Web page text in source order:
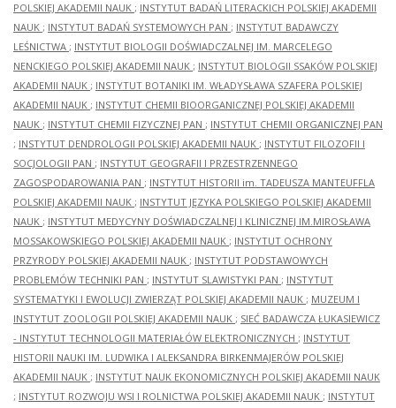
POLSKIEJ AKADEMII NAUK ; INSTYTUT BADAŃ LITERACKICH POLSKIEJ AKADEMII
NAUK ; INSTYTUT BADAŃ SYSTEMOWYCH PAN ; INSTYTUT BADAWCZY
LEŚNICTWA ; INSTYTUT BIOLOGII DOŚWIADCZALNEJ IM. MARCELEGO
NENCKIEGO POLSKIEJ AKADEMII NAUK ; INSTYTUT BIOLOGII SSAKÓW POLSKIEJ
AKADEMII NAUK ; INSTYTUT BOTANIKI IM. WŁADYSŁAWA SZAFERA POLSKIEJ
AKADEMII NAUK ; INSTYTUT CHEMII BIOORGANICZNEJ POLSKIEJ AKADEMII
NAUK ; INSTYTUT CHEMII FIZYCZNEJ PAN ; INSTYTUT CHEMII ORGANICZNEJ PAN
; INSTYTUT DENDROLOGII POLSKIEJ AKADEMII NAUK ; INSTYTUT FILOZOFII I
SOCJOLOGII PAN ; INSTYTUT GEOGRAFII I PRZESTRZENNEGO
ZAGOSPODAROWANIA PAN ; INSTYTUT HISTORII im. TADEUSZA MANTEUFFLA
POLSKIEJ AKADEMII NAUK ; INSTYTUT JĘZYKA POLSKIEGO POLSKIEJ AKADEMII
NAUK ; INSTYTUT MEDYCYNY DOŚWIADCZALNEJ I KLINICZNEJ IM.MIROSŁAWA
MOSSAKOWSKIEGO POLSKIEJ AKADEMII NAUK ; INSTYTUT OCHRONY
PRZYRODY POLSKIEJ AKADEMII NAUK ; INSTYTUT PODSTAWOWYCH
PROBLEMÓW TECHNIKI PAN ; INSTYTUT SLAWISTYKI PAN ; INSTYTUT
SYSTEMATYKI I EWOLUCJI ZWIERZĄT POLSKIEJ AKADEMII NAUK ; MUZEUM I
INSTYTUT ZOOLOGII POLSKIEJ AKADEMII NAUK ; SIEĆ BADAWCZA ŁUKASIEWICZ
- INSTYTUT TECHNOLOGII MATERIAŁÓW ELEKTRONICZNYCH ; INSTYTUT
HISTORII NAUKI IM. LUDWIKA I ALEKSANDRA BIRKENMAJERÓW POLSKIEJ
AKADEMII NAUK ; INSTYTUT NAUK EKONOMICZNYCH POLSKIEJ AKADEMII NAUK
; INSTYTUT ROZWOJU WSI I ROLNICTWA POLSKIEJ AKADEMII NAUK ; INSTYTUT